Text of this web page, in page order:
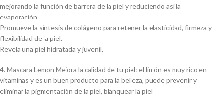
mejorando la función de barrera de la piel y reduciendo así la
evaporación.
Promueve la síntesis de colágeno para retener la elasticidad, firmeza y
flexibilidad de la piel.
Revela una piel hidratada y juvenil.
4. Mascara Lemon Mejora la calidad de tu piel: el limón es muy rico en
vitaminas y es un buen producto para la belleza, puede prevenir y
eliminar la pigmentación de la piel, blanquear la piel